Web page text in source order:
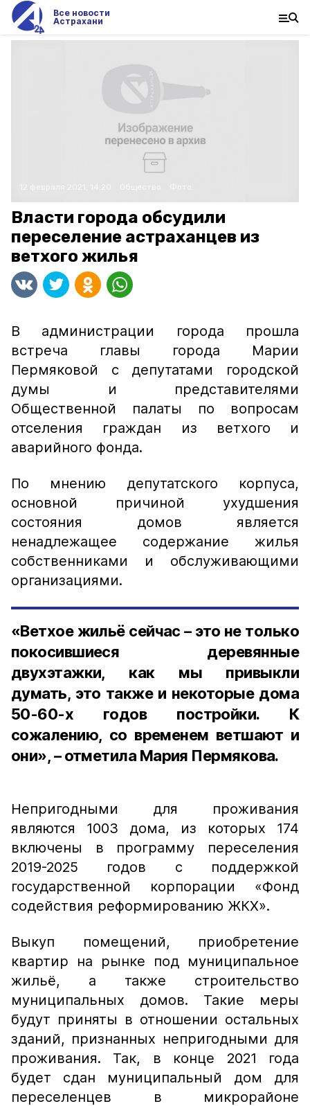
Все новости
Астрахани
Власти города обсудили
переселение астраханцев из
ветхого жилья
В администрации города прошла
встреча главы города Марии
Пермяковой с депутатами городской
думы и представителями
Общественной палаты по вопросам
отселения граждан из ветхого и
аварийного фонда.
По мнению депутатского корпуса,
основной причиной ухудшения
состояния домов является
ненадлежащее содержание жилья
собственниками и обслуживающими
организациями.
«Ветхое жильё сейчас – это не только
покосившиеся деревянные
двухэтажки, как мы привыкли
думать, это также и некоторые дома
50-60-х годов постройки. К
сожалению, со временем ветшают и
они», – отметила Мария Пермякова.
Непригодными для проживания
являются 1003 дома, из которых 174
включены в программу переселения
2019-2025 годов с поддержкой
государственной корпорации «Фонд
содействия реформированию ЖКХ».
Выкуп помещений, приобретение
квартир на рынке под муниципальное
жильё, а также строительство
муниципальных домов. Такие меры
будут приняты в отношении остальных
зданий, признанных непригодными для
проживания. Так, в конце 2021 года
будет сдан муниципальный дом для
переселенцев в микрорайоне